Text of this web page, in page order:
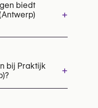
biedt
+
Behandeling hyperhidrose (Botox / anti-transpiratie injecties)
Profhilo (skin booster)
bij Praktijk
+